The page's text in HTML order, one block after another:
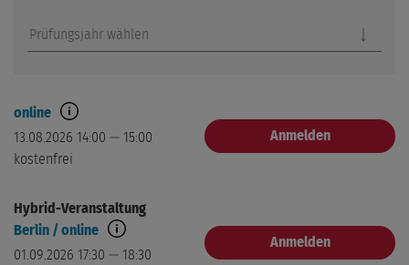
Prüfungsjahr wählen
online
13.08.2026 14:00 — 15:00
kostenfrei
Anmelden
Hybrid-Veranstaltung
Berlin / online
01.09.2026 17:30 — 18:30
Anmelden